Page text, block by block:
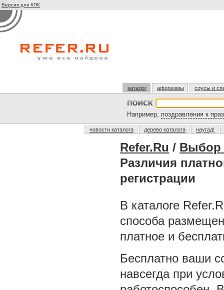
Версия для КПК
каталог афоризмы соусы и
Например, поздравления к
новости каталога дерево каталога наугад!
Refer.Ru / Выбор
Различия
регистрации
В каталоге
способа
платное и
Бесплатно ваши
навсегда при